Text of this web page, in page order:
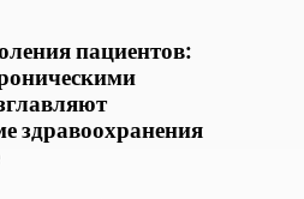
пациентов:
здравоохранения